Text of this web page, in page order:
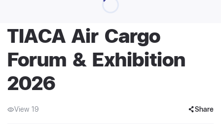
TIACA Air Cargo
Forum & Exhibition
2026
View 19 Share